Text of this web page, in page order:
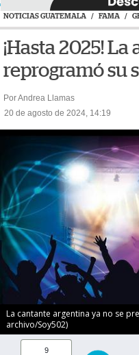
NOTICIAS GUATEMALA / FAMA /
¡Hasta 2025!
reprogramó su
Por Andrea Llamas
20 de agosto de 2024, 14:19
La cantante argentina ya no se
archivo/Soy502)
9